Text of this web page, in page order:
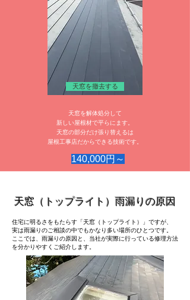
天窓を撤去する
天窓を解体処分して
新しい屋根材で平らにます。
天窓の部分だけ張り替えるは
​屋根工事店だからできる技術です。
140,000円～
天窓（トップライト）雨漏りの原因
住宅に明るさをもたらす「天窓（トップライト）」ですが、
実は雨漏りのご相談の中でもかなり多い場所のひとつです。
ここでは、雨漏りの原因と、当社が実際に行っている修理方法
を分かりやすくご紹介します。